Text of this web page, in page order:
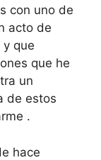
con uno de
acto de
que
que he
un
de estos
.
hace